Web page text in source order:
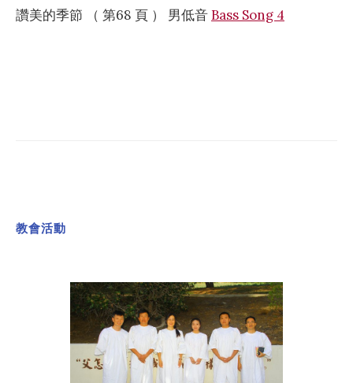
讚美的季節 （ 第68 頁 ） 男低音Bass Song 4
教會活動